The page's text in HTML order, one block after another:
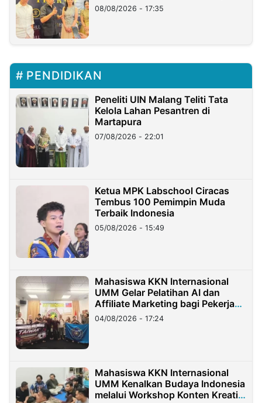
08/08/2026 - 17:35
PENDIDIKAN
Peneliti UIN Malang Teliti Tata
Kelola Lahan Pesantren di
Martapura
07/08/2026 - 22:01
Ketua MPK Labschool Ciracas
Tembus 100 Pemimpin Muda
Terbaik Indonesia
05/08/2026 - 15:49
Mahasiswa KKN Internasional
UMM Gelar Pelatihan AI dan
Affiliate Marketing bagi Pekerja
Migran Indonesia di Taiwan
04/08/2026 - 17:24
Mahasiswa KKN Internasional
UMM Kenalkan Budaya Indonesia
melalui Workshop Konten Kreatif